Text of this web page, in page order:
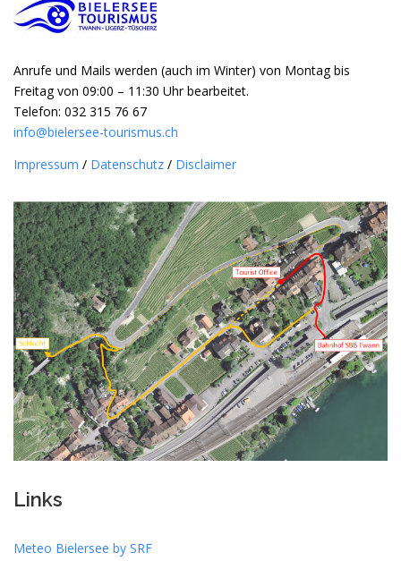
Anrufe und Mails werden (auch im Winter) von Montag bis
Freitag von 09:00 – 11:30 Uhr bearbeitet.
Telefon: 032 315 76 67
info@bielersee-tourismus.ch
Impressum / Datenschutz / Disclaimer
Links
Meteo Bielersee by SRF